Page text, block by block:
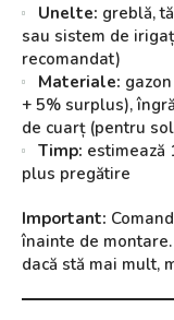
Unelte: greblă,
sau sistem de
recomandat)
Materiale:
+ 5% surplus),
de cuarț (pentru
Timp: estimează
plus pregătire
Important:
înainte de
dacă stă mai mult,